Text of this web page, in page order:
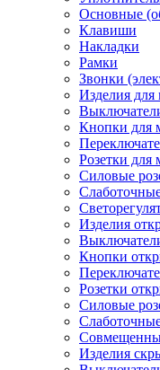
Основные
Клавиши
Накладки
Рамки
Звонки
Изделия для
Кнопки для
Розетки для
Силовые
Изделия
Кнопки
Розетки
Силовые
Изделия